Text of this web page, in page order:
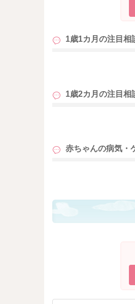
1歳1カ月の注目相
1歳2カ月の注目相
赤ちゃんの病気・